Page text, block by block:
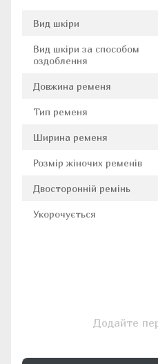
Вид шкіри
Вид шкіри за способом
оздоблення
Довжина ременя
Тип ременя
Ширина ременя
Розмір жіночих ременів
Двосторонній ремінь
Укорочується
Додайте